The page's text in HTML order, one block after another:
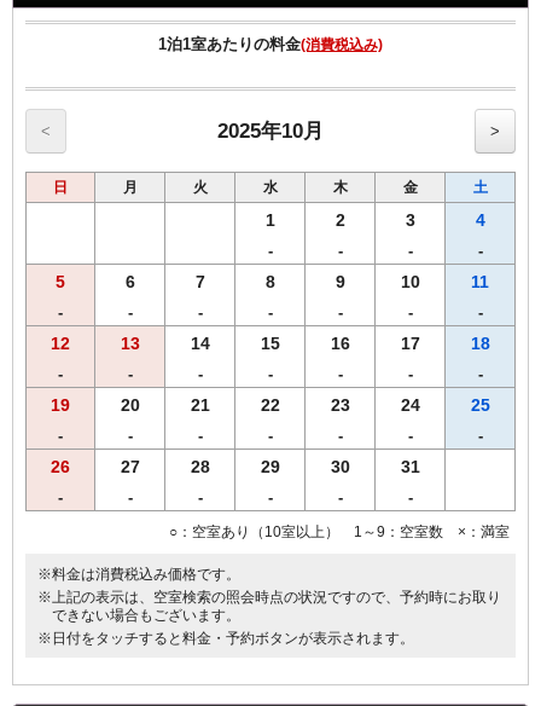
☆有料VOD（ビデオ・オン・デマンド）対応
☆館内にコンビニあり
☆シングル11㎡のお部屋のベットサイズは120㎝です。
☆セミダブルとはシングル15㎡の2名様利用です
■宿泊税のご案内■
大阪府条例により、ご宿泊料金に応じた宿泊税を別途頂戴いたしま
す。あらかじめご了承くださいませ。
1泊1室あたりの料金(消費税込み)
< 2025年10月 >
日 月 火 水 木 金 土
1
-
2
-
3
-
4
-
5
-
6
-
7
-
8
-
9
-
10
-
11
-
12
-
13
-
14
-
15
-
16
-
17
-
18
-
19
-
20
-
21
-
22
-
23
-
24
-
25
-
26
-
27
-
28
-
29
-
30
-
31
-
○：空室あり（10室以上） 1～9：空室数 ×：満室
※料金は消費税込み価格です。
※上記の表示は、空室検索の照会時点の状況ですので、予約時にお取り
できない場合もございます。
※日付をタッチすると料金・予約ボタンが表示されます。